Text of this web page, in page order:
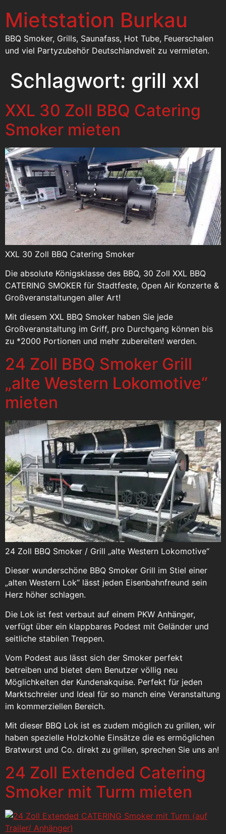
Mietstation Burkau
BBQ Smoker, Grills, Saunafass, Hot Tube, Feuerschalen
und viel Partyzubehör Deutschlandweit zu vermieten.
Schlagwort: grill xxl
XXL 30 Zoll BBQ Catering
Smoker mieten
XXL 30 Zoll BBQ Catering Smoker
Die absolute Königsklasse des BBQ, 30 Zoll XXL BBQ
CATERING SMOKER für Stadtfeste, Open Air Konzerte &
Großveranstaltungen aller Art!
Mit diesem XXL BBQ Smoker haben Sie jede
Großveranstaltung im Griff, pro Durchgang können bis
zu *2000 Portionen und mehr zubereiten! werden.
24 Zoll BBQ Smoker Grill
„alte Western Lokomotive“
mieten
24 Zoll BBQ Smoker / Grill „alte Western Lokomotive“
Dieser wunderschöne BBQ Smoker Grill im Stiel einer
„alten Western Lok“ lässt jeden Eisenbahnfreund sein
Herz höher schlagen.
Die Lok ist fest verbaut auf einem PKW Anhänger,
verfügt über ein klappbares Podest mit Geländer und
seitliche stabilen Treppen.
Vom Podest aus lässt sich der Smoker perfekt
betreiben und bietet dem Benutzer völlig neu
Möglichkeiten der Kundenakquise. Perfekt für jeden
Marktschreier und Ideal für so manch eine Veranstaltung
im kommerziellen Bereich.
Mit dieser BBQ Lok ist es zudem möglich zu grillen, wir
haben spezielle Holzkohle Einsätze die es ermöglichen
Bratwurst und Co. direkt zu grillen, sprechen Sie uns an!
24 Zoll Extended Catering
Smoker mit Turm mieten